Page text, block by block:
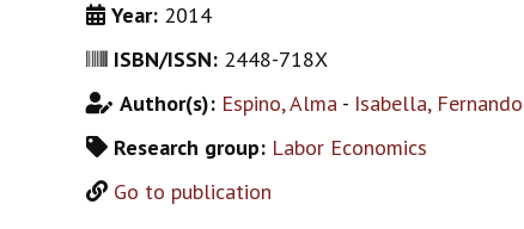
Year: 2014
ISBN/ISSN: 2448-718X
Author(s): Espino, Alma - Isabella, Fernando
Research group: Labor Economics
Go to publication